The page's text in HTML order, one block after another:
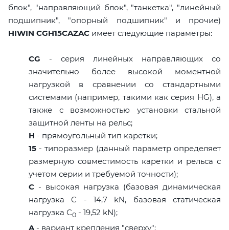
блок", "направляющий блок", "танкетка", "линейный
подшипник", "опорный подшипник" и прочие)
HIWIN CGH15CAZAC имеет следующие параметры:
CG - серия линейных направляющих со
значительно более высокой моментной
нагрузкой в сравнении со стандартными
системами (например, такими как серия HG), а
также с возможностью установки стальной
защитной ленты на рельс;
H - прямоугольный тип каретки;
15 - типоразмер (данный параметр определяет
размерную совместимость каретки и рельса с
учетом серии и требуемой точности);
C - высокая нагрузка (базовая динамическая
нагрузка C - 14,7 kN, базовая статическая
нагрузка С0 - 19,52 kN);
A - вариант крепления "сверху";